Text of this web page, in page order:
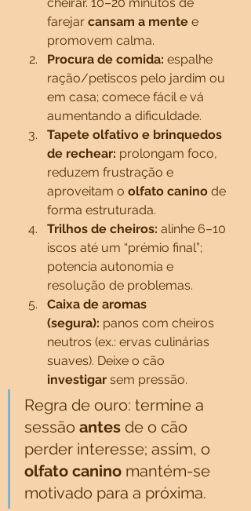
farejar cansam a mente e
promovem calma.
Procura de comida: espalhe
ração/petiscos pelo jardim ou
em casa; comece fácil e vá
aumentando a dificuldade.
Tapete olfativo e brinquedos
de rechear: prolongam foco,
reduzem frustração e
aproveitam o olfato canino de
forma estruturada.
Trilhos de cheiros: alinhe 6–10
iscos até um “prémio final”;
potencia autonomia e
resolução de problemas.
Caixa de aromas
(segura): panos com cheiros
neutros (ex.: ervas culinárias
suaves). Deixe o cão
investigar sem pressão.
Regra de ouro: termine a
sessão antes de o cão
perder interesse; assim, o
olfato canino mantém-se
motivado para a próxima.